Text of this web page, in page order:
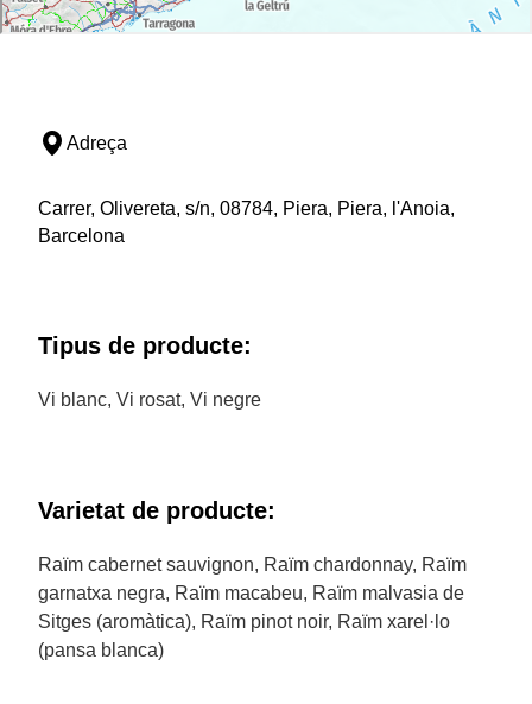
Adreça
Carrer, Olivereta, s/n, 08784, Piera, Piera, l'Anoia,
Barcelona
Tipus de producte:
Vi blanc, Vi rosat, Vi negre
Varietat de producte:
Raïm cabernet sauvignon, Raïm chardonnay, Raïm
garnatxa negra, Raïm macabeu, Raïm malvasia de
Sitges (aromàtica), Raïm pinot noir, Raïm xarel·lo
(pansa blanca)